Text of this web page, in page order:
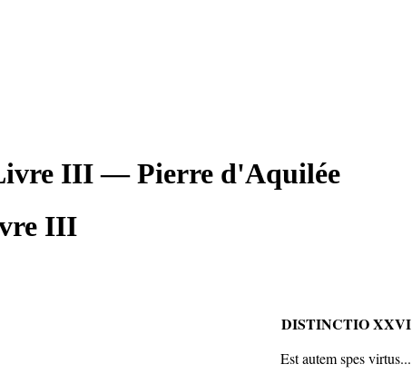
III — Pierre d'Aquilée
III
DISTINCTIOXXVI
Est autem spes virtus...